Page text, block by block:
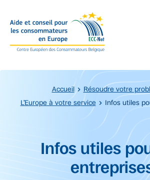
Accueil
Résoudre votre
L’Europe à votre service
Infos utiles
Début du contenu principal.
Infos utiles